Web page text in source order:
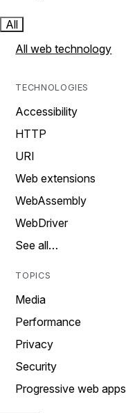
All
All web technology
TECHNOLOGIES
Accessibility
HTTP
URI
Web extensions
WebAssembly
WebDriver
See all…
TOPICS
Media
Performance
Privacy
Security
Progressive web apps